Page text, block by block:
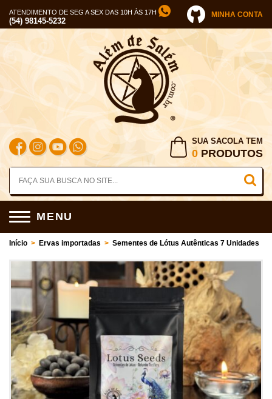
ATENDIMENTO DE SEG A SEX DAS 10H ÀS 17H
(54) 98145-5232
MINHA CONTA
SUA SACOLA TEM
0 PRODUTOS
MENU
Início > Ervas importadas > Sementes de Lótus Autênticas 7 Unidades